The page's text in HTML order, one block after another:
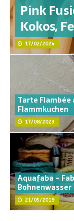
Pink
Kokos,
17/02/2024
Tarte Flambée
Flammkuchen
17/08/2023
Aquafaba –
Bohnenwasser
21/05/2019